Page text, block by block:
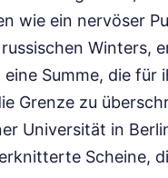
wie ein nervöser
Winters,
Summe, die für
Grenze zu
Universität in
Scheine,